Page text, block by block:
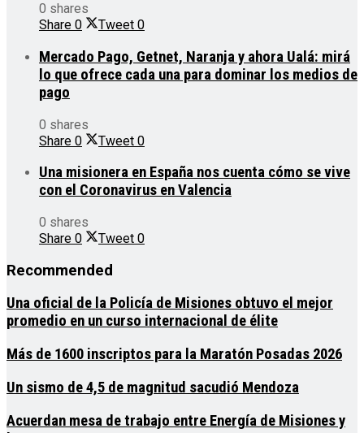
0 shares
Share 0 Tweet 0
Mercado Pago, Getnet, Naranja y ahora Ualá: mirá
lo que ofrece cada una para dominar los medios de
pago
0 shares
Share 0 Tweet 0
Una misionera en España nos cuenta cómo se vive
con el Coronavirus en Valencia
0 shares
Share 0 Tweet 0
Recommended
Una oficial de la Policía de Misiones obtuvo el mejor
promedio en un curso internacional de élite
Más de 1600 inscriptos para la Maratón Posadas 2026
Un sismo de 4,5 de magnitud sacudió Mendoza
Acuerdan mesa de trabajo entre Energía de Misiones y